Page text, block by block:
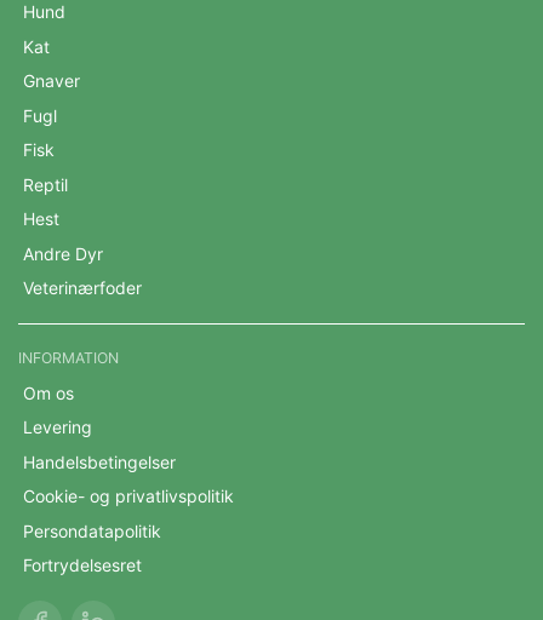
Hund
Kat
Gnaver
Fugl
Fisk
Reptil
Hest
Andre Dyr
Veterinærfoder
INFORMATION
Om os
Levering
Handelsbetingelser
Cookie- og privatlivspolitik
Persondatapolitik
Fortrydelsesret